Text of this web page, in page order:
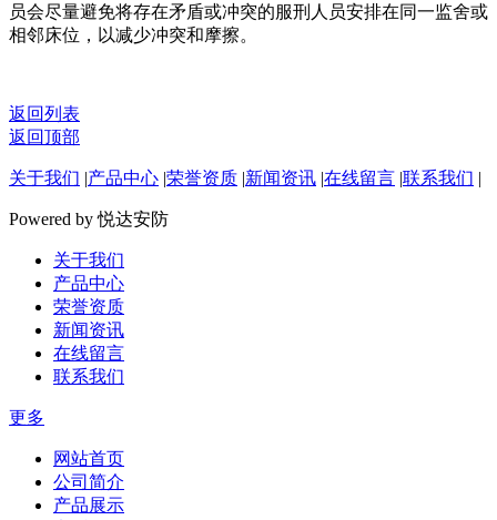
员会尽量避免将存在矛盾或冲突的服刑人员安排在同一监舍或
相邻床位，以减少冲突和摩擦。
返回列表
返回顶部
关于我们 |产品中心 |荣誉资质 |新闻资讯 |在线留言 |联系我们 |
Powered by 悦达安防
关于我们
产品中心
荣誉资质
新闻资讯
在线留言
联系我们
更多
网站首页
公司简介
产品展示